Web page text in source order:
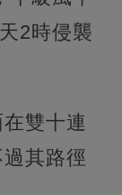
2時侵襲
雙十連
其路徑